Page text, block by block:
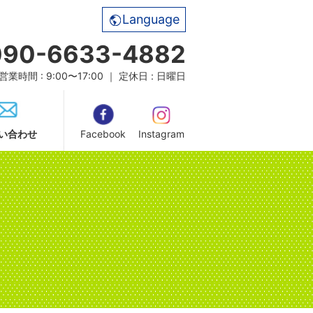
Language
6633-4882
業時間 : 9:00〜17:00 ｜ 定休日 : 日曜日
合わせ Facebook Instagram